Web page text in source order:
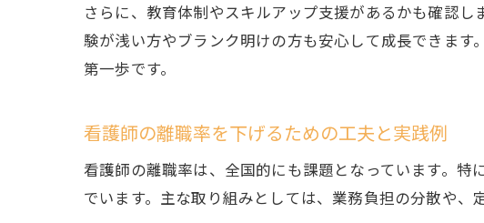
さらに、教育体制やスキルアップ支援があるかも確認
験が浅い方やブランク明けの方も安心して成長できま
第一歩です。
看護師の離職率を下げるための工夫と実践例
看護師の離職率は、全国的にも課題となっています。
でいます。主な取り組みとしては、業務負担の分散や、